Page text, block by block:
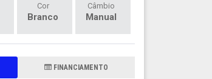
Cor
Branco
Câmbio
Manual
FINANCIAMENTO